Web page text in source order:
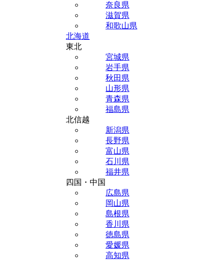
奈良県
滋賀県
和歌山県
北海道
東北
宮城県
岩手県
秋田県
山形県
青森県
福島県
北信越
新潟県
長野県
富山県
石川県
福井県
四国・中国
広島県
岡山県
島根県
香川県
徳島県
愛媛県
高知県